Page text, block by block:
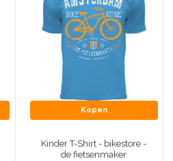
Kopen
Kinder T-Shirt - bikestore -
de fietsenmaker